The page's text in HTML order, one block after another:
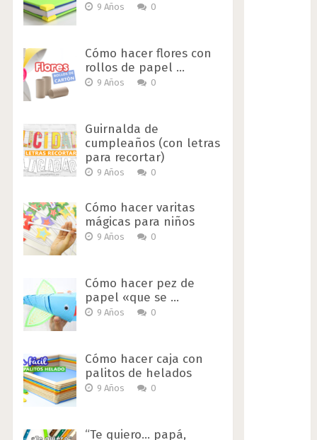
9 Años 0
Cómo hacer flores con
rollos de papel …
9 Años 0
Guirnalda de
cumpleaños (con letras
para recortar)
9 Años 0
Cómo hacer varitas
mágicas para niños
9 Años 0
Cómo hacer pez de
papel «que se …
9 Años 0
Cómo hacer caja con
palitos de helados
9 Años 0
“Te quiero… papá,